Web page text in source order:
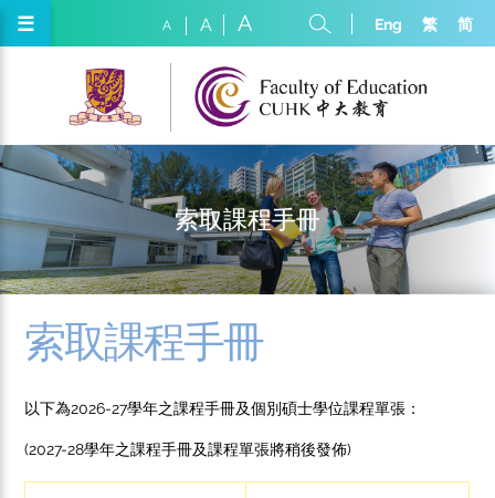
☰ A A A Eng 繁 简
索取課程手冊
索取課程手冊
以下為2026-27學年之課程手冊及個別碩士學位課程單張：
(2027-28學年之課程手冊及課程單張將稍後發佈)